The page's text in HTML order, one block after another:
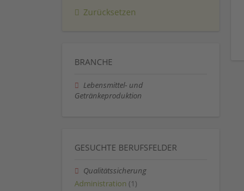
Zurücksetzen
BRANCHE
Lebensmittel- und
Getränkeproduktion
GESUCHTE BERUFSFELDER
Qualitätssicherung
Administration (1)